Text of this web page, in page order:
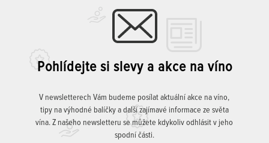
Pohlídejte si slevy a akce na víno
V newsletterech Vám budeme posílat aktuální akce na víno,
tipy na výhodné balíčky a další zajímavé informace ze světa
vína. Z našeho newsletteru se můžete kdykoliv odhlásit v jeho
spodní části.